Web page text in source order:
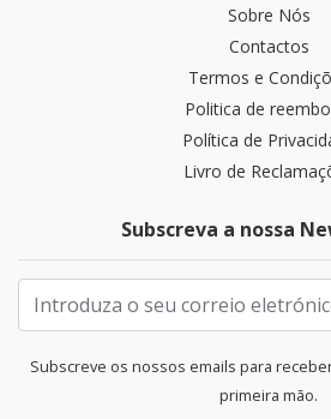
Sobre Nós
Contactos
Termos e
Politica de
Política de
Livro de
Subscreva a nossa
Subscreve os nossos emails para
primeira mão.